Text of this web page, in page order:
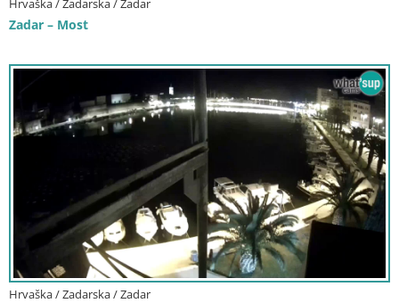
Hrvaška / Zadarska / Zadar
Zadar – Most
Hrvaška / Zadarska / Zadar